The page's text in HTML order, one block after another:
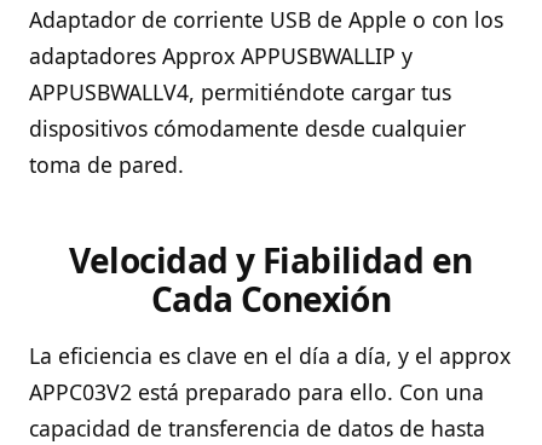
Adaptador de corriente USB de Apple o con los
adaptadores Approx APPUSBWALLIP y
APPUSBWALLV4, permitiéndote cargar tus
dispositivos cómodamente desde cualquier
toma de pared.
Velocidad y Fiabilidad en
Cada Conexión
La eficiencia es clave en el día a día, y el approx
APPC03V2 está preparado para ello. Con una
capacidad de transferencia de datos de hasta